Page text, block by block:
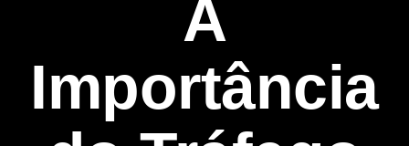
A
Importância